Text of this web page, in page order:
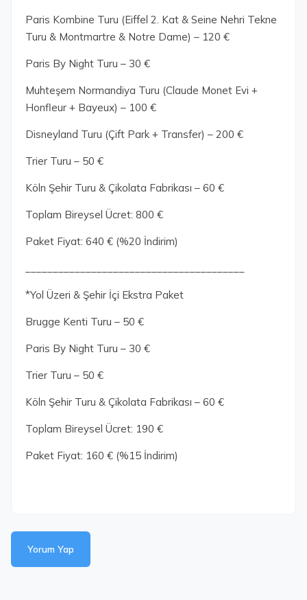
Paris Kombine Turu (Eiffel 2. Kat & Seine Nehri Tekne
Turu & Montmartre & Notre Dame) – 120 €
Paris By Night Turu – 30 €
Muhteşem Normandiya Turu (Claude Monet Evi +
Honfleur + Bayeux) – 100 €
Disneyland Turu (Çift Park + Transfer) – 200 €
Trier Turu – 50 €
Köln Şehir Turu & Çikolata Fabrikası – 60 €
Toplam Bireysel Ücret: 800 €
Paket Fiyat: 640 € (%20 İndirim)
*Yol Üzeri & Şehir İçi Ekstra Paket
Brugge Kenti Turu – 50 €
Paris By Night Turu – 30 €
Trier Turu – 50 €
Köln Şehir Turu & Çikolata Fabrikası – 60 €
Toplam Bireysel Ücret: 190 €
Paket Fiyat: 160 € (%15 İndirim)
Yorum Yap